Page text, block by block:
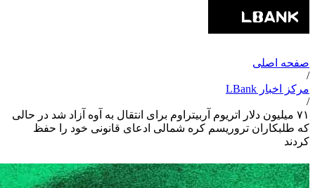
صفحه اصلی
/
مرکز اخبار LBank
/
۷۱ میلیون دلار اتریوم آربیتراوم برای انتقال به آوه آزاد شد در حالی
که طلبکاران تروریسم کره شمالی ادعای قانونی خود را حفظ
کردند